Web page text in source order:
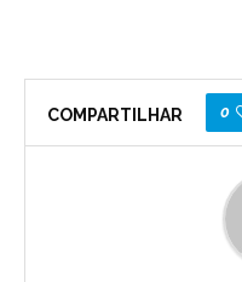
COMPARTILHAR 0